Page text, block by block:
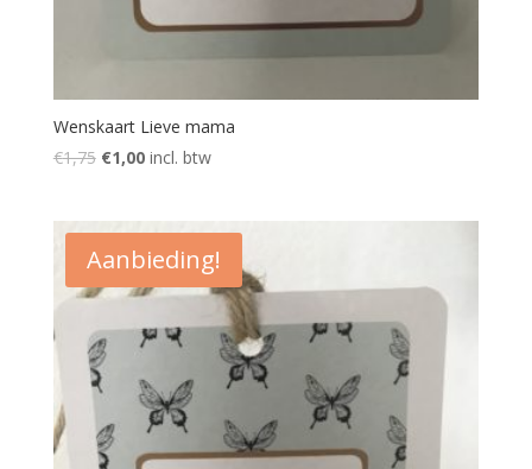
Wenskaart Lieve mama
€1,75 Oorspronkelijke
€1,75.
€1,00Huidige
€1,00.
incl. btw
Aanbieding!